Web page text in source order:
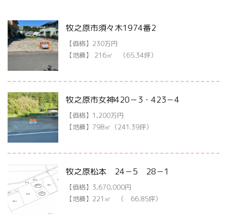
牧之原市須々木1974番2
【価格】230万円
【地積】 216㎡ （65.34坪）
牧之原市女神420－3・423－4
【価格】1,200万円
【地積】798㎡（241.39坪）
牧之原松本 24－5 28－1
【価格】3,670,000円
【地積】221㎡ （ 66.85坪）